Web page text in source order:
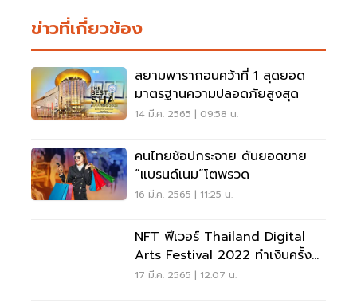
ข่าวที่เกี่ยวข้อง
สยามพารากอนคว้าที่ 1 สุดยอด
มาตรฐานความปลอดภัยสูงสุด
14 มี.ค. 2565 | 09:58 น.
คนไทยช้อปกระจาย ดันยอดขาย
“แบรนด์เนม”โตพรวด
16 มี.ค. 2565 | 11:25 น.
NFT ฟีเวอร์ Thailand Digital
Arts Festival 2022 ทำเงินครั้ง
แรก15 ล้านบาท
17 มี.ค. 2565 | 12:07 น.